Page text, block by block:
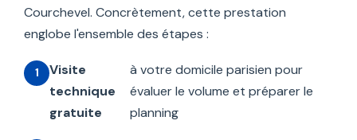
Courchevel. Concrètement, cette prestation
englobe l'ensemble des étapes :
Visite
technique
gratuite
à votre domicile parisien pour
évaluer le volume et préparer le
planning